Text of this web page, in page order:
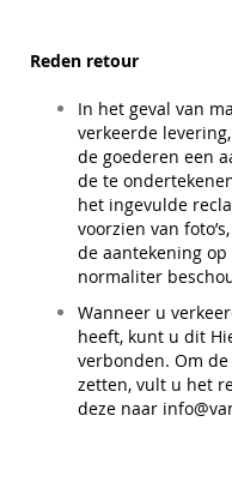
Reden retour
In het geval van
verkeerde
de goederen een
de te
het ingevulde
voorzien van
de aantekening
normaliter
Wanneer u
heeft, kunt u dit
verbonden. Om
zetten, vult u het
deze naar